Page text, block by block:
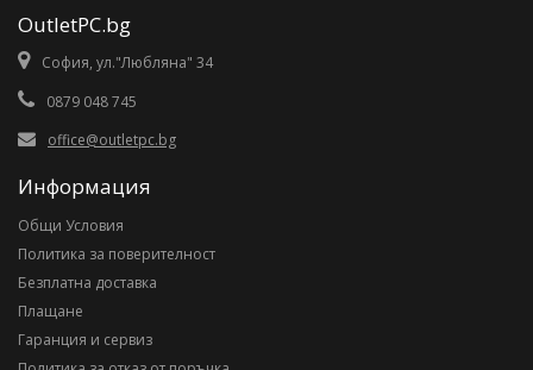
OutletPC.bg
София, ул."Любляна" 34
0879 048 745
office@outletpc.bg
Информация
Общи Условия
Политика за поверителност
Безплатна доставка
Плащане
Гаранция и сервиз